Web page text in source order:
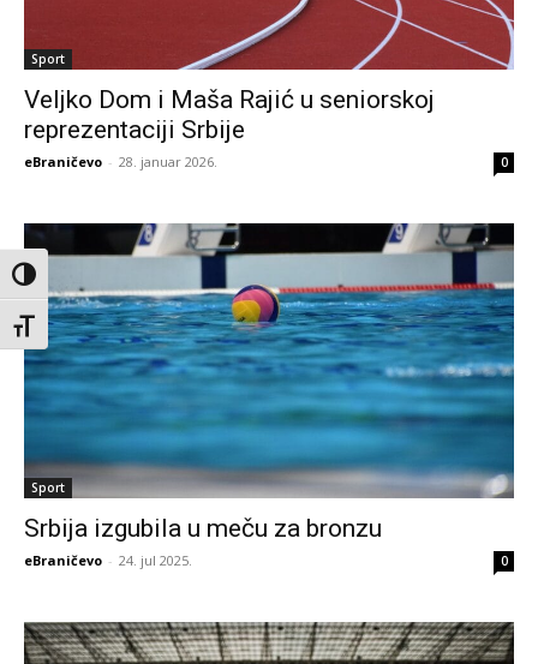
Toggle High Contrast
Toggle Font size
Sport
Veljko Dom i Maša Rajić u seniorskoj
reprezentaciji Srbije
eBraničevo - 28. januar 2026. 0
Sport
Srbija izgubila u meču za bronzu
eBraničevo - 24. jul 2025. 0